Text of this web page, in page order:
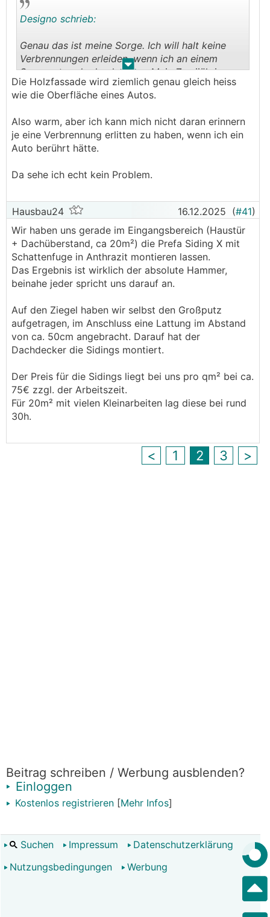
. .
Designo schrieb:
Genau das ist meine Sorge. Ich will halt keine
Verbrennungen erleiden, wenn ich an einem
Sommertag da drankomme. Mein Zweijähriger
sowieso nicht. Merci!
Die Holzfassade wird ziemlich genau gleich heiss
wie die Oberfläche eines Autos.
Also warm, aber ich kann mich nicht daran erinnern
je eine Verbrennung erlitten zu haben, wenn ich ein
Auto berührt hätte.
Da sehe ich echt kein Problem.
Hausbau24 16.12.2025 (#41)
Wir haben uns gerade im Eingangsbereich (Haustür
+ Dachüberstand, ca 20m²) die Prefa Siding X mit
Schattenfuge in Anthrazit montieren lassen.
Das Ergebnis ist wirklich der absolute Hammer,
beinahe jeder spricht uns darauf an.
Auf den Ziegel haben wir selbst den Großputz
aufgetragen, im Anschluss eine Lattung im Abstand
von ca. 50cm angebracht. Darauf hat der
Dachdecker die Sidings montiert.
Der Preis für die Sidings liegt bei uns pro qm² bei ca.
75€ zzgl. der Arbeitszeit.
Für 20m² mit vielen Kleinarbeiten lag diese bei rund
30h.
< 1 2 3 >
Beitrag schreiben / Werbung ausblenden?
Einloggen
Kostenlos registrieren [Mehr Infos]
Suchen Impressum
Datenschutzerklärung
Nutzungsbedingungen
Werbung